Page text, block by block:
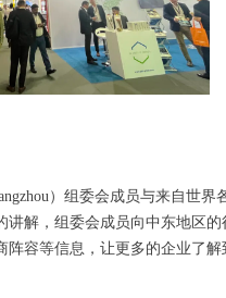
）组委会成员与来自世界
解，组委会成员向中东地区的
阵容等信息，让更多的企业了